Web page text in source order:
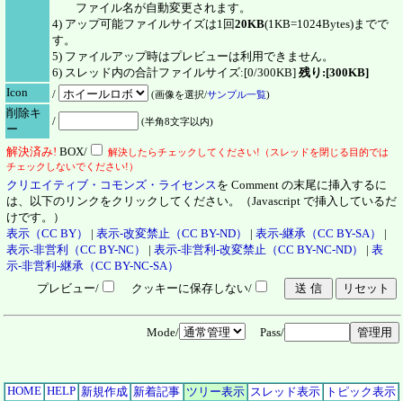
ファイル名が自動変更されます。
4) アップ可能ファイルサイズは1回20KB(1KB=1024Bytes)までで
す。
5) ファイルアップ時はプレビューは利用できません。
6) スレッド内の合計ファイルサイズ:[0/300KB] 残り:[300KB]
Icon
/ (画像を選択/サンプル一覧)
削除キ
ー
/ (半角8文字以内)
解決済み! BOX/
解決したらチェックしてください!（スレッドを閉じる目的では
チェックしないでください!）
クリエイティブ・コモンズ・ライセンスを Comment の末尾に挿入するに
は、以下のリンクをクリックしてください。（Javascript で挿入しているだ
けです。）
表示（CC BY）
| 表示-改変禁止（CC BY-ND） | 表示-継承（CC BY-SA）
|
表示-非営利（CC BY-NC）
| 表示-非営利-改変禁止（CC BY-NC-ND） | 表
示-非営利-継承（CC BY-NC-SA）
プレビュー/
クッキーに保存しない/
Mode/ Pass/
HOME HELP 新規作成 新着記事 ツリー表示 スレッド表示
トピック表示